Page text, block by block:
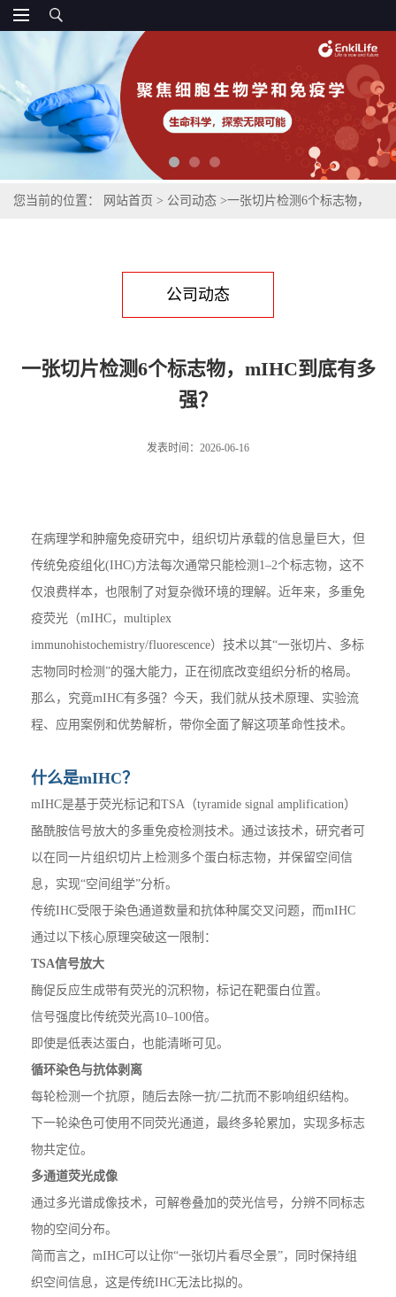
您当前的位置： 网站首页 > 公司动态 >一张切片检测6个标志物，
公司动态
一张切片检测6个标志物，mIHC到底有多
强？
发表时间：2026-06-16
在病理学和肿瘤免疫研究中，组织切片承载的信息量巨大，但
传统免疫组化(IHC)方法每次通常只能检测1–2个标志物，这不
仅浪费样本，也限制了对复杂微环境的理解。近年来，多重免
疫荧光（mIHC，multiplex
immunohistochemistry/fluorescence）技术以其“一张切片、多标
志物同时检测”的强大能力，正在彻底改变组织分析的格局。
那么，究竟mIHC有多强？今天，我们就从技术原理、实验流
程、应用案例和优势解析，带你全面了解这项革命性技术。
什么是mIHC？
mIHC是基于荧光标记和TSA（tyramide signal amplification）
酪酰胺信号放大的多重免疫检测技术。通过该技术，研究者可
以在同一片组织切片上检测多个蛋白标志物，并保留空间信
息，实现“空间组学”分析。
传统IHC受限于染色通道数量和抗体种属交叉问题，而mIHC
通过以下核心原理突破这一限制：
TSA信号放大
酶促反应生成带有荧光的沉积物，标记在靶蛋白位置。
信号强度比传统荧光高10–100倍。
即使是低表达蛋白，也能清晰可见。
循环染色与抗体剥离
每轮检测一个抗原，随后去除一抗/二抗而不影响组织结构。
下一轮染色可使用不同荧光通道，最终多轮累加，实现多标志
物共定位。
多通道荧光成像
通过多光谱成像技术，可解卷叠加的荧光信号，分辨不同标志
物的空间分布。
简而言之，mIHC可以让你“一张切片看尽全景”，同时保持组
织空间信息，这是传统IHC无法比拟的。